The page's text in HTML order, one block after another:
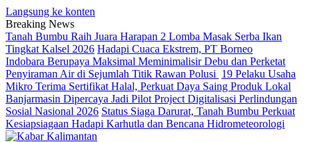
Langsung ke konten
Breaking News
Tanah Bumbu Raih Juara Harapan 2 Lomba Masak Serba Ikan
Tingkat Kalsel 2026 Hadapi Cuaca Ekstrem, PT Borneo
Indobara Berupaya Maksimal Meminimalisir Debu dan Perketat
Penyiraman Air di Sejumlah Titik Rawan Polusi 19 Pelaku Usaha
Mikro Terima Sertifikat Halal, Perkuat Daya Saing Produk Lokal
Banjarmasin Dipercaya Jadi Pilot Project Digitalisasi Perlindungan
Sosial Nasional 2026 Status Siaga Darurat, Tanah Bumbu Perkuat
Kesiapsiagaan Hadapi Karhutla dan Bencana Hidrometeorologi